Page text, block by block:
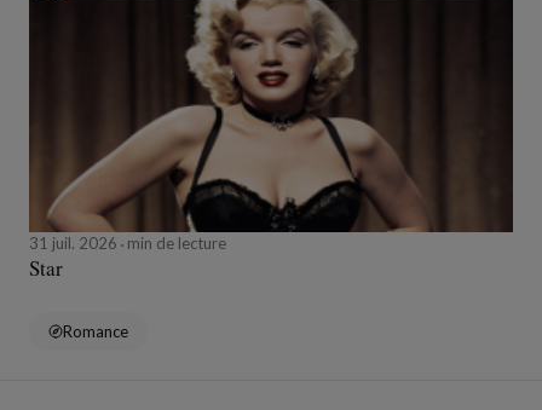
31 juil. 2026 min de lecture
Star
Romance